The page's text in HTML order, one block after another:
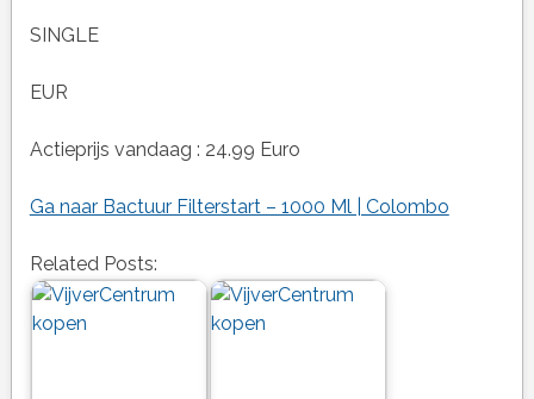
SINGLE
EUR
Actieprijs vandaag : 24.99 Euro
Ga naar Bactuur Filterstart – 1000 Ml | Colombo
Related Posts: